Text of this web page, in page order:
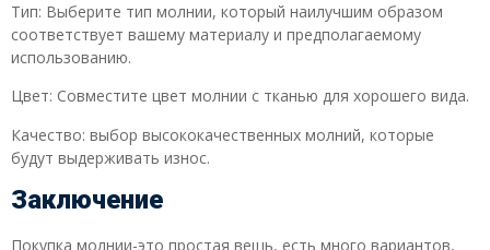
Тип: Выберите тип молнии, который наилучшим образом
соответствует вашему материалу и предполагаемому
использованию.
Цвет: Совместите цвет молнии с тканью для хорошего вида.
Качество: выбор высококачественных молний, ​​которые
будут выдерживать износ.
Заключение
Покупка молнии-это простая вещь, есть много вариантов,